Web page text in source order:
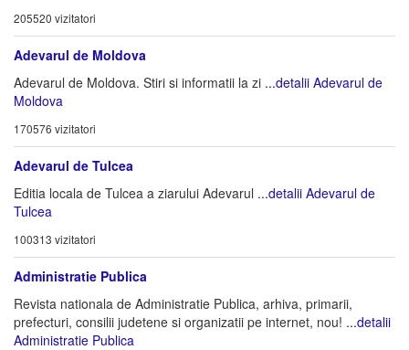
205520 vizitatori
Adevarul de Moldova
Adevarul de Moldova. Stiri si informatii la zi ...detalii Adevarul de
Moldova
170576 vizitatori
Adevarul de Tulcea
Editia locala de Tulcea a ziarului Adevarul ...detalii Adevarul de
Tulcea
100313 vizitatori
Administratie Publica
Revista nationala de Administratie Publica, arhiva, primarii,
prefecturi, consilii judetene si organizatii pe internet, nou! ...detalii
Administratie Publica